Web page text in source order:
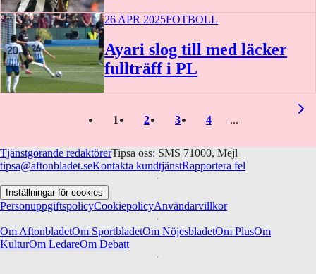
26 APR 2025FOTBOLL
Ayari slog till med läcker
fullträff i PL
1 2 3 4
Tjänstgörande redaktörerTipsa oss: SMS 71000, Mejl
tipsa@aftonbladet.seKontakta kundtjänstRapportera fel
Inställningar för cookies
PersonuppgiftspolicyCookiepolicyAnvändarvillkor
Om AftonbladetOm SportbladetOm NöjesbladetOm PlusOm
KulturOm LedareOm Debatt